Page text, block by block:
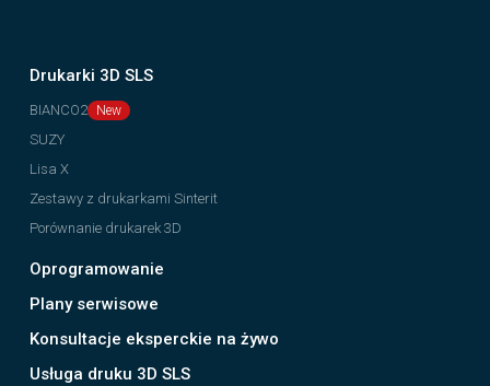
Drukarki 3D SLS
BIANCO2
SUZY
Lisa X
Zestawy z drukarkami Sinterit
Porównanie drukarek 3D
Oprogramowanie
Plany serwisowe
Konsultacje eksperckie na żywo
Usługa druku 3D SLS